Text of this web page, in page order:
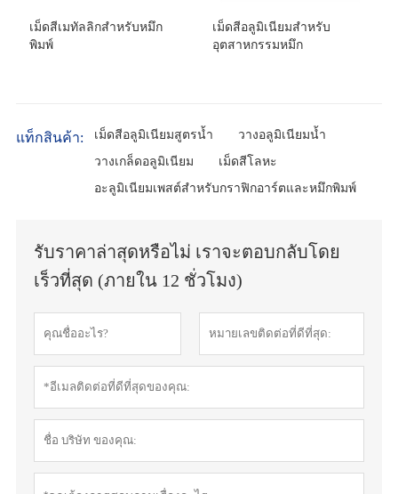
เม็ดสีเมทัลลิกสำหรับหมึก
พิมพ์
เม็ดสีอลูมิเนียมสำหรับ
อุตสาหกรรมหมึก
แท็กสินค้า: เม็ดสีอลูมิเนียมสูตรน้ำ
วางอลูมิเนียมน้ำ
วางเกล็ดอลูมิเนียม
เม็ดสีโลหะ
อะลูมิเนียมเพสต์สำหรับกราฟิกอาร์ตและหมึกพิมพ์
รับราคาล่าสุดหรือไม่ เราจะตอบกลับโดย
เร็วที่สุด (ภายใน 12 ชั่วโมง)